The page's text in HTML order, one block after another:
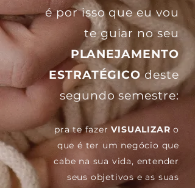
é por isso que eu vou
te guiar no seu
PLANEJAMENTO
ESTRATÉGICOdeste
segundo semestre:
pra te fazerVISUALIZAR o
que é ter um negócio que
cabe na sua vida, entender
seus objetivos e as suas